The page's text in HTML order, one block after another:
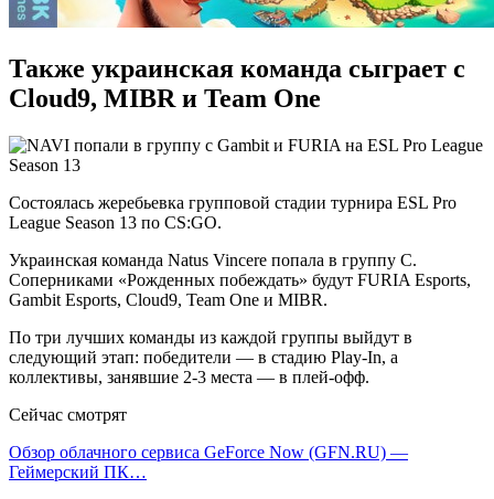
Также украинская команда сыграет с
Cloud9, MIBR и Team One
Состоялась жеребьевка групповой стадии турнира ESL Pro
League Season 13 по CS:GO.
Украинская команда Natus Vincere попала в группу C.
Соперниками «Рожденных побеждать» будут FURIA Esports,
Gambit Esports, Cloud9, Team One и MIBR.
По три лучших команды из каждой группы выйдут в
следующий этап: победители — в стадию Play-In, а
коллективы, занявшие 2-3 места — в плей-офф.
Сейчас смотрят
Обзор облачного сервиса GeForce Now (GFN.RU) —
Геймерский ПК…